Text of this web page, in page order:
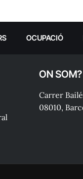
OCUPACIÓ
ON SOM?
Carrer
08010,